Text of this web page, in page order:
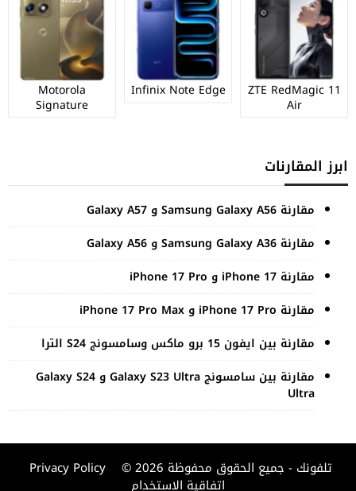
ZTE RedMagic 11
Air
Infinix Note Edge
Motorola
Signature
ابرز المقارنات
مقارنة Samsung Galaxy A56 و Galaxy A57
مقارنة Samsung Galaxy A36 و Galaxy A56
مقارنة iPhone 17 و iPhone 17 Pro
مقارنة iPhone 17 Pro و iPhone 17 Pro Max
مقارنة بين ايفون 15 برو ماكس وسامسونج S24 الترا
مقارنة بين سامسونج Galaxy S23 Ultra و Galaxy S24
Ultra
© 2026 تلفونك - جميع الحقوق محفوظة Privacy Policy
اتفاقية الاستخدام